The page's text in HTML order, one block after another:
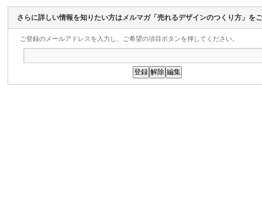
さらに詳しい情報を知りたい方はメルマガ「売れるデザインのつくり方」を
ご登録のメールアドレスを入力し、ご希望の項目ボタンを押してください。